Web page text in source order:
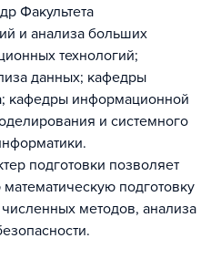
Факультета
и анализа больших
технологий;
данных; кафедры
кафедры информационной
и системного
подготовки позволяет
подготовку
методов, анализа